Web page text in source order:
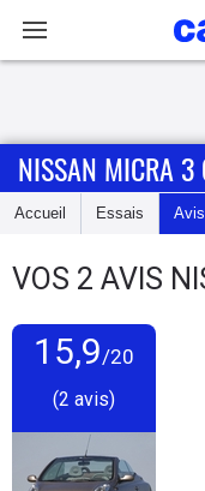
Accueil
Essais
Guide
Electriques
NISSAN MICRA 3
Accueil Essais Avis
VOS 2 AVIS
15,9/20
(2 avis)